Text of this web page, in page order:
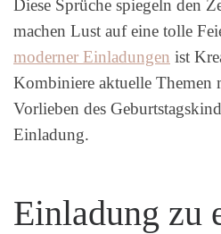
Diese Sprüche spiegeln den
machen Lust auf eine tolle
moderner Einladungen ist
Kombiniere aktuelle Themen
Vorlieben des
Einladung.
Einladung zu